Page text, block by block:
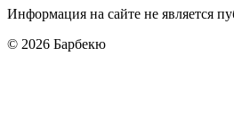
Информация на сайте не является
© 2026 Барбекю